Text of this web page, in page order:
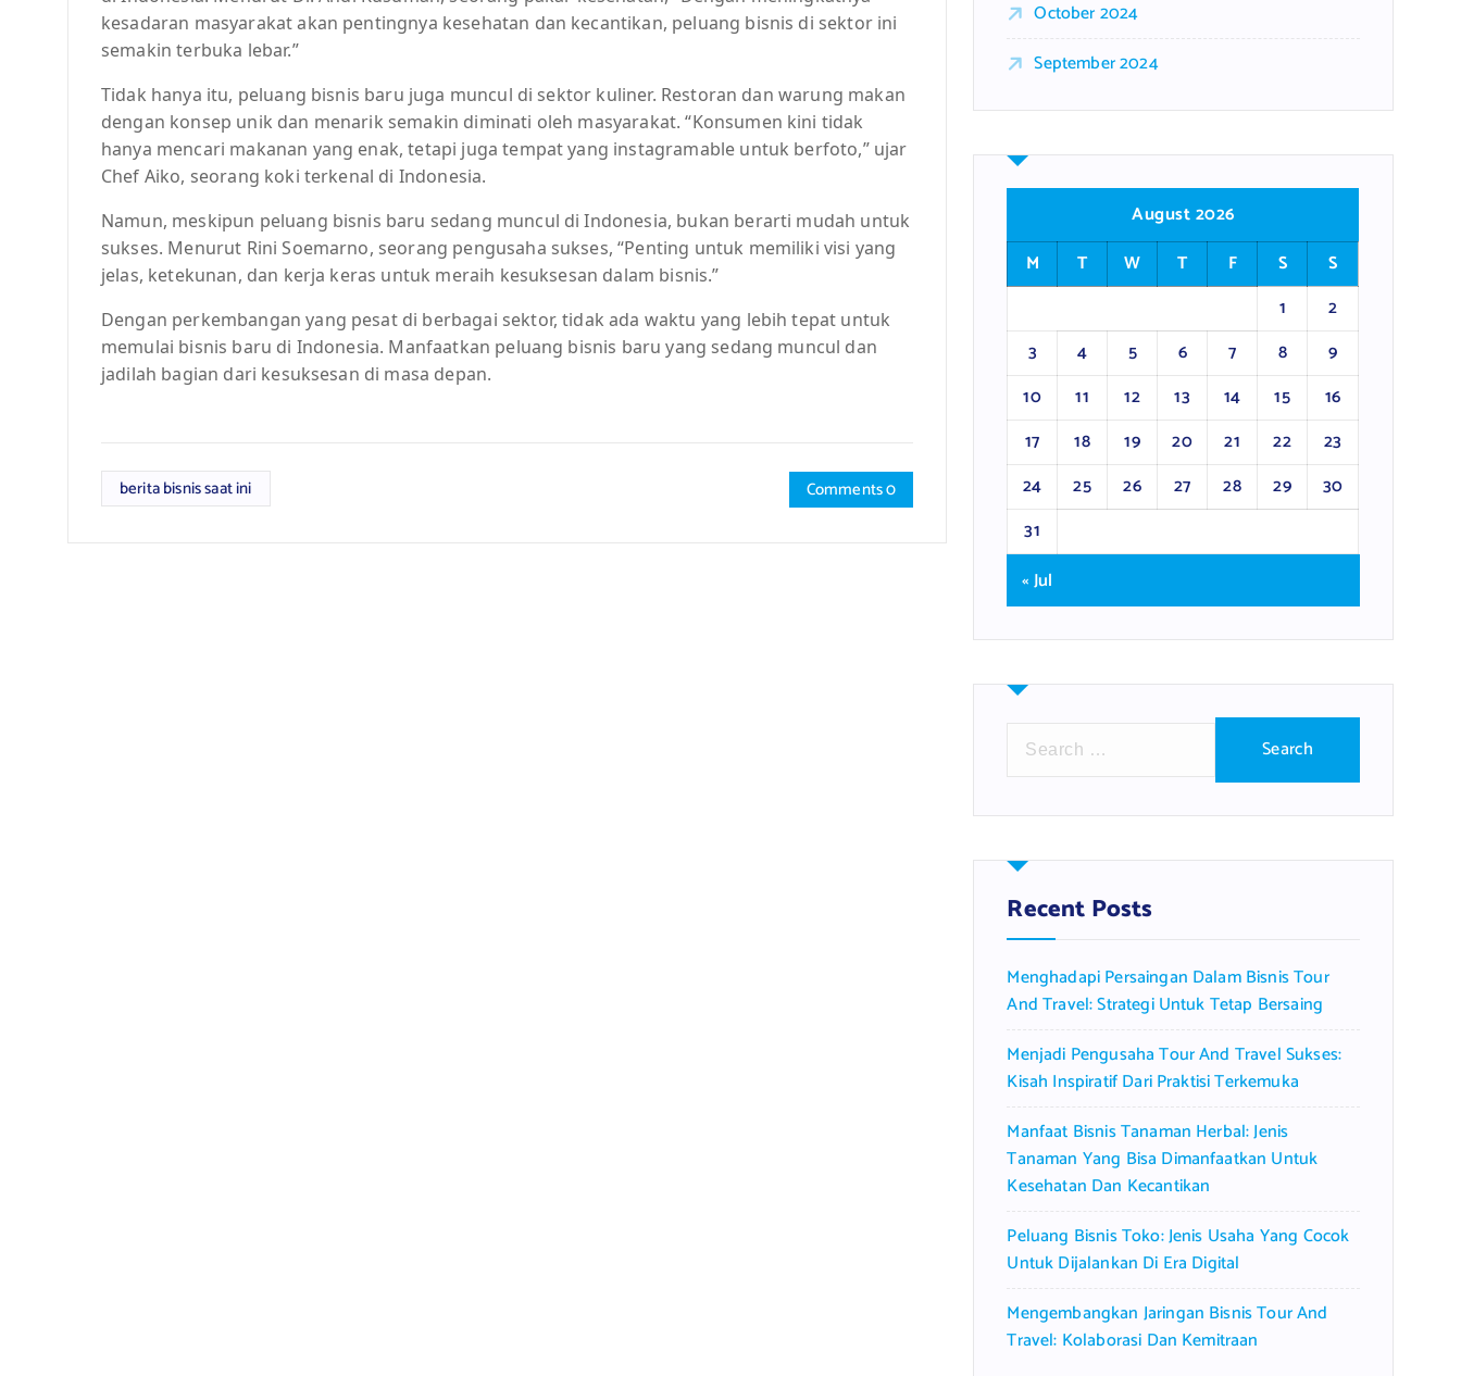
kesadaran masyarakat akan pentingnya kesehatan dan kecantikan, peluang bisnis di sektor ini
semakin terbuka lebar.”
Tidak hanya itu, peluang bisnis baru juga muncul di sektor kuliner. Restoran dan warung makan
dengan konsep unik dan menarik semakin diminati oleh masyarakat. “Konsumen kini tidak
hanya mencari makanan yang enak, tetapi juga tempat yang instagramable untuk berfoto,” ujar
Chef Aiko, seorang koki terkenal di Indonesia.
Namun, meskipun peluang bisnis baru sedang muncul di Indonesia, bukan berarti mudah untuk
sukses. Menurut Rini Soemarno, seorang pengusaha sukses, “Penting untuk memiliki visi yang
jelas, ketekunan, dan kerja keras untuk meraih kesuksesan dalam bisnis.”
Dengan perkembangan yang pesat di berbagai sektor, tidak ada waktu yang lebih tepat untuk
memulai bisnis baru di Indonesia. Manfaatkan peluang bisnis baru yang sedang muncul dan
jadilah bagian dari kesuksesan di masa depan.
berita bisnis saat ini Comments 0
October 2024
September 2024
August 2026
M
T W T F S
S
1
2
3
4 5 6 7 8
9
10
11 12 13 14 15
16
17
18 19 20 21 22
23
24
25 26 27 28 29
30
31
« Jul
r
h
f
o
:
Recent Posts
Menghadapi Persaingan Dalam Bisnis Tour
And Travel: Strategi Untuk Tetap Bersaing
Menjadi Pengusaha Tour And Travel Sukses:
Kisah Inspiratif Dari Praktisi Terkemuka
Manfaat Bisnis Tanaman Herbal: Jenis
Tanaman Yang Bisa Dimanfaatkan Untuk
Kesehatan Dan Kecantikan
Peluang Bisnis Toko: Jenis Usaha Yang Cocok
Untuk Dijalankan Di Era Digital
Mengembangkan Jaringan Bisnis Tour And
Travel: Kolaborasi Dan Kemitraan